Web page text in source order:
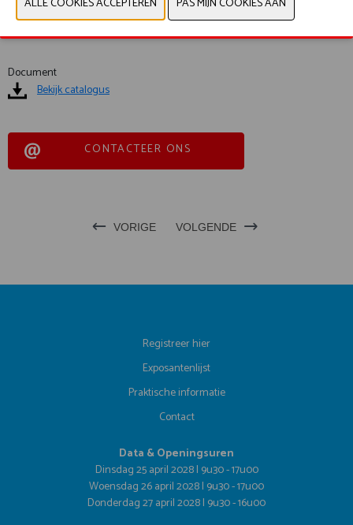
Schaalbaar en afschrikkend beveiligingssysteem
Document
Bekijk catalogus
CONTACTEER ONS
VORIGE VOLGENDE
Registreer hier
Exposantenlijst
Praktische informatie
Contact
Data & Openingsuren
Dinsdag 25 april 2028 | 9u30 - 17u00
Woensdag 26 april 2028 | 9u30 - 17u00
Donderdag 27 april 2028 | 9u30 - 16u00